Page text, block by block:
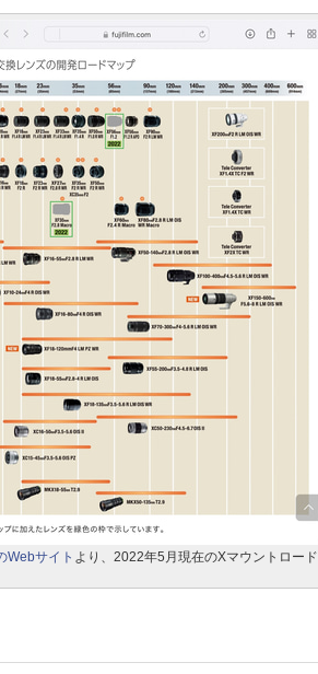
Webサイト より、2022年5月現在のXマウントロード